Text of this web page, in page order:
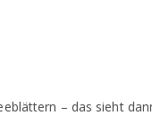
– das sieht